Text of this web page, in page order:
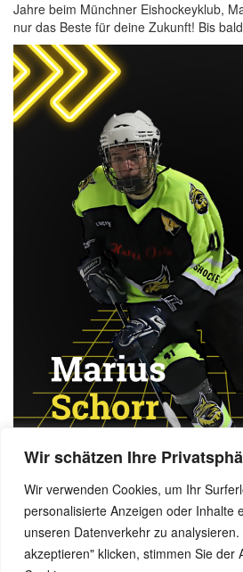
Wir schätzen Ihre
Wir verwenden Cookies, um Ihr
personalisierte Anzeigen oder Inhalte
unseren Datenverkehr zu analysieren.
akzeptieren" klicken, stimmen Sie der
Jahre beim Münchner Eishockeyklub,
nur das Beste für deine Zukunft! Bis